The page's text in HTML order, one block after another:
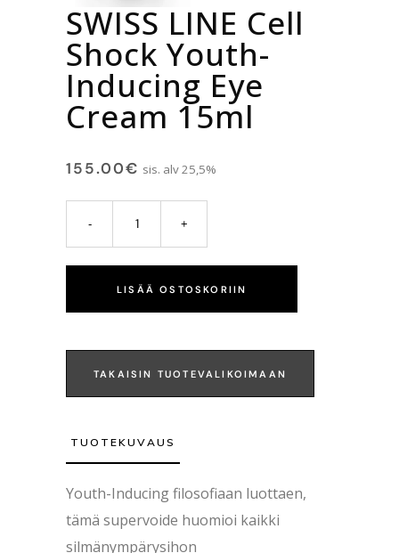
SWISS LINE Cell
Shock Youth-
Inducing Eye
Cream 15ml
155.00€ sis. alv 25,5%
LISÄÄ OSTOSKORIIN
TAKAISIN TUOTEVALIKOIMAAN
TUOTEKUVAUS
Youth-Inducing filosofiaan luottaen,
tämä supervoide huomioi kaikki
silmänympärysihon